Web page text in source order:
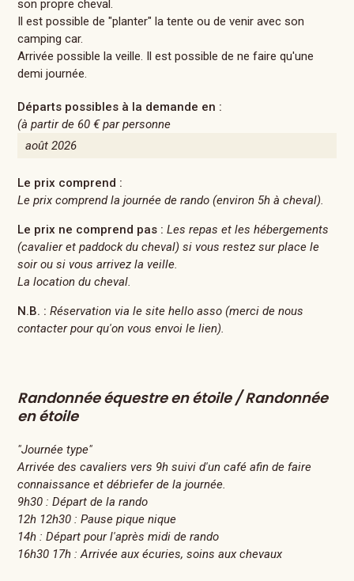
son propre cheval.
Il est possible de "planter" la tente ou de venir avec son
camping car.
Arrivée possible la veille. Il est possible de ne faire qu'une
demi journée.
Départs possibles à la demande en :
(à partir de 60 €par personne
août 2026
Le prix comprend :
Le prix comprend la journée de rando (environ 5h à cheval).
Le prix ne comprend pas : Les repas et les hébergements
(cavalier et paddock du cheval) si vous restez sur place le
soir ou si vous arrivez la veille.
La location du cheval.
N.B. : Réservation via le site hello asso (merci de nous
contacter pour qu'on vous envoi le lien).
Randonnée équestre en étoile / Randonnée
en étoile
"Journée type"
Arrivée des cavaliers vers 9h suivi d'un café afin de faire
connaissance et débriefer de la journée.
9h30 : Départ de la rando
12h 12h30 : Pause pique nique
14h : Départ pour l'après midi de rando
16h30 17h : Arrivée aux écuries, soins aux chevaux